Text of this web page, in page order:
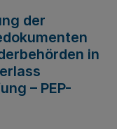
der
in
– PEP-